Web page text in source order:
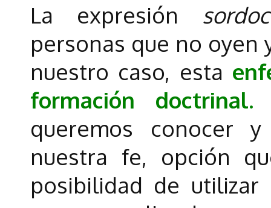
La expresión
personas que no oyen
nuestro caso, esta
formación doctrinal.
queremos conocer
nuestra fe, opción
posibilidad de